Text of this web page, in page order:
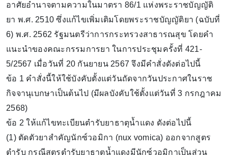
อาศัยอำนาจตามความในมาตรา 86/1 แห่งพระราชบัญญัติ
ยา พ.ศ. 2510 ซึ่งแก้ไขเพิ่มเติมโดยพระราชบัญญัติยา (ฉบับที่
6) พ.ศ. 2562 รัฐมนตรีว่าการกระทรวงสาธารณสุข โดยคำ
แนะนำของคณะกรรมการยา ในการประชุมครั้งที่ 421-
5/2567 เมื่อวันที่ 20 กันยายน 2567 จึงมีคำสั่งดังต่อไปนี้
ข้อ 1 คำสั่งนี้ให้ใช้บังคับตั้งแต่วันถัดจากวันประกาศในราช
กิจจานุเบกษาเป็นต้นไป (มีผลบังคับใช้ตั้งแต่วันที่ 3 กรกฎาคม
2568)
ข้อ 2 ให้แก้ไขทะเบียนตำรับยาธาตุน้ำแดง ดังต่อไปนี้
(1) ตัดตัวยาสำคัญนักซ์วอมิกา (nux vomica) ออกจากสูตร
ตำรับ กรณีสูตรตำรับยาธาตุน้ำแดงมีนักซ์วอมิกาเป็นส่วน